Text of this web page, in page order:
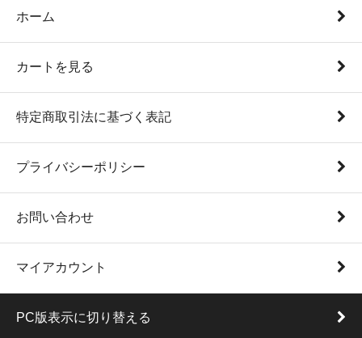
ホーム
カートを見る
特定商取引法に基づく表記
プライバシーポリシー
お問い合わせ
マイアカウント
PC版表示に切り替える